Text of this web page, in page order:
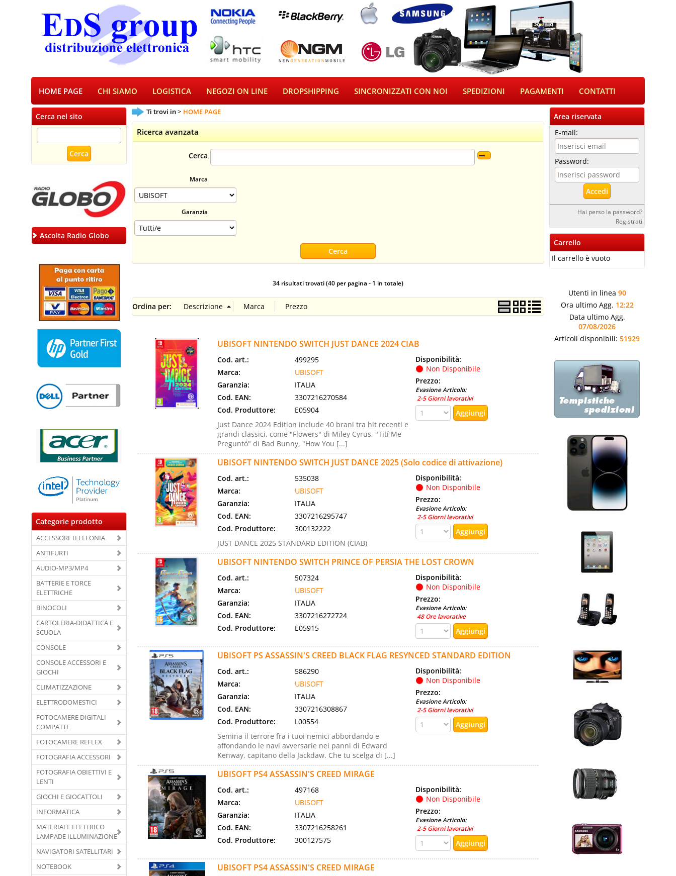
HOME PAGE CHI SIAMO LOGISTICA NEGOZI ON LINE DROPSHIPPING SINCRONIZZATI CON NOI SPEDIZIONI PAGAMENTI CONTATTI
Cerca nel sito
Ascolta Radio Globo
Categorie prodotto
ACCESSORI TELEFONIA
ANTIFURTI
AUDIO-MP3/MP4
BATTERIE E TORCE
ELETTRICHE
BINOCOLI
CARTOLERIA-DIDATTICA E
SCUOLA
CONSOLE
CONSOLE ACCESSORI E
GIOCHI
CLIMATIZZAZIONE
ELETTRODOMESTICI
FOTOCAMERE DIGITALI
COMPATTE
FOTOCAMERE REFLEX
FOTOGRAFIA ACCESSORI
FOTOGRAFIA OBIETTIVI E
LENTI
GIOCHI E GIOCATTOLI
INFORMATICA
MATERIALE ELETTRICO
LAMPADE ILLUMINAZIONE
NAVIGATORI SATELLITARI
NOTEBOOK
Ti trovi in HOME PAGE
Ricerca avanzata
Cerca
Marca
Garanzia
34 risultati trovati (40 per pagina - 1 in totale)
Ordina per:
UBISOFT NINTENDO SWITCH JUST DANCE 2024 CIAB
Cod. art.:
499295
Marca:
UBISOFT
Garanzia:
ITALIA
Cod. EAN:
3307216270584
Cod. Produttore:
E05904
Just Dance 2024 Edition include 40 brani tra hit recenti e
grandi classici, come "Flowers" di Miley Cyrus, "Tití Me
Preguntó" di Bad Bunny, "How You [...]
Disponibilità:
Non Disponibile
Prezzo:
Evasione Articolo:
2-5 Giorni lavorativi
UBISOFT NINTENDO SWITCH JUST DANCE 2025 (Solo codice di attivazione)
Cod. art.:
535038
Marca:
UBISOFT
Garanzia:
ITALIA
Cod. EAN:
3307216295747
Cod. Produttore:
300132222
JUST DANCE 2025 STANDARD EDITION (CIAB)
Disponibilità:
Non Disponibile
Prezzo:
Evasione Articolo:
2-5 Giorni lavorativi
UBISOFT NINTENDO SWITCH PRINCE OF PERSIA THE LOST CROWN
Cod. art.:
507324
Marca:
UBISOFT
Garanzia:
ITALIA
Cod. EAN:
3307216272724
Cod. Produttore:
E05915
Disponibilità:
Non Disponibile
Prezzo:
Evasione Articolo:
48 Ore lavorative
UBISOFT PS ASSASSIN'S CREED BLACK FLAG RESYNCED STANDARD EDITION
Cod. art.:
586290
Marca:
UBISOFT
Garanzia:
ITALIA
Cod. EAN:
3307216308867
Cod. Produttore:
L00554
Semina il terrore fra i tuoi nemici abbordando e
affondando le navi avversarie nei panni di Edward
Kenway, capitano della Jackdaw. Che tu scelga di [...]
Disponibilità:
Non Disponibile
Prezzo:
Evasione Articolo:
2-5 Giorni lavorativi
UBISOFT PS4 ASSASSIN'S CREED MIRAGE
Cod. art.:
497168
Marca:
UBISOFT
Garanzia:
ITALIA
Cod. EAN:
3307216258261
Cod. Produttore:
300127575
Disponibilità:
Non Disponibile
Prezzo:
Evasione Articolo:
2-5 Giorni lavorativi
UBISOFT PS4 ASSASSIN'S CREED MIRAGE
Area riservata
E-mail:
Password:
Hai perso la password?
Registrati
Carrello
Il carrello è vuoto
Utenti in linea 90
Ora ultimo Agg. 12:22
Data ultimo Agg.
07/08/2026
Articoli disponibili: 51929